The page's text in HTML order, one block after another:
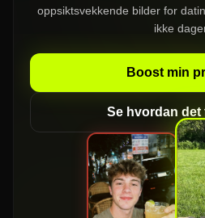
oppsiktsvekkende bilder for
ikke
Boost min
Se hvordan det
»